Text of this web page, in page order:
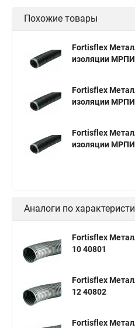
Похожие товары
Fortisflex
изоляции
Fortisflex
изоляции
Fortisflex
изоляции
Аналоги по
Fortisflex
10 40801
Fortisflex
12 40802
Fortisflex